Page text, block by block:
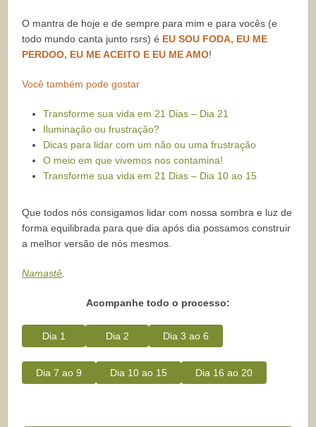
O mantra de hoje e de sempre para mim e para vocês (e
todo mundo canta junto rsrs) é EU SOU FODA, EU ME
PERDOO, EU ME ACEITO E EU ME AMO!
Você também pode gostar
Transforme sua vida em 21 Dias – Dia 21
Iluminação ou frustração?
Dicas para lidar com um não ou uma frustração
O meio em que vivemos nos contamina!
Transforme sua vida em 21 Dias – Dia 10 ao 15
Que todos nós consigamos lidar com nossa sombra e luz de
forma equilibrada para que dia após dia possamos construir
a melhor versão de nós mesmos.
Namastê
Acompanhe todo o processo:
Dia 1 Dia 2 Dia 3 ao 6
Dia 7 ao 9 Dia 10 ao 15 Dia 16 ao 20